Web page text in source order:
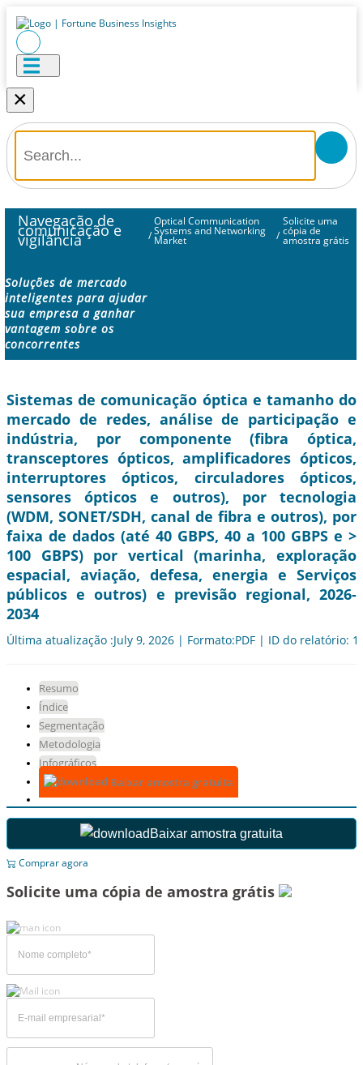
×
Navegação de
comunicação e
vigilância /
Optical Communication
Systems and Networking
Market /
Solicite uma
cópia de
amostra grátis
Soluções de mercado
inteligentes para ajudar
sua empresa a ganhar
vantagem sobre os
concorrentes
Sistemas de comunicação óptica e tamanho do
mercado de redes, análise de participação e
indústria, por componente (fibra óptica,
transceptores ópticos, amplificadores ópticos,
interruptores ópticos, circuladores ópticos,
sensores ópticos e outros), por tecnologia
(WDM, SONET/SDH, canal de fibra e outros), por
faixa de dados (até 40 GBPS, 40 a 100 GBPS e >
100 GBPS) por vertical (marinha, exploração
espacial, aviação, defesa, energia e Serviços
públicos e outros) e previsão regional, 2026-
2034
Última atualização :July 9, 2026 | Formato:PDF | ID do relatório:
Resumo
Índice
Segmentação
Metodologia
Infográficos
Baixar amostra gratuita
Baixar amostra gratuita
Comprar agora
Solicite uma cópia de amostra grátis